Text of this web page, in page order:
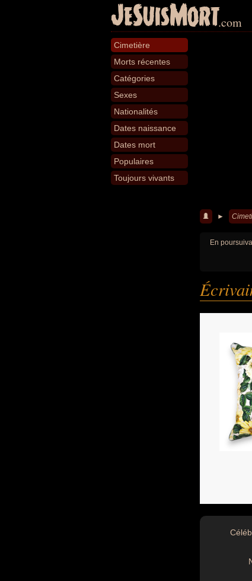
JeSuisMort.com
Cimetière
Morts récentes
Catégories
Sexes
Nationalités
Dates naissance
Dates mort
Populaires
Toujours vivants
►
En